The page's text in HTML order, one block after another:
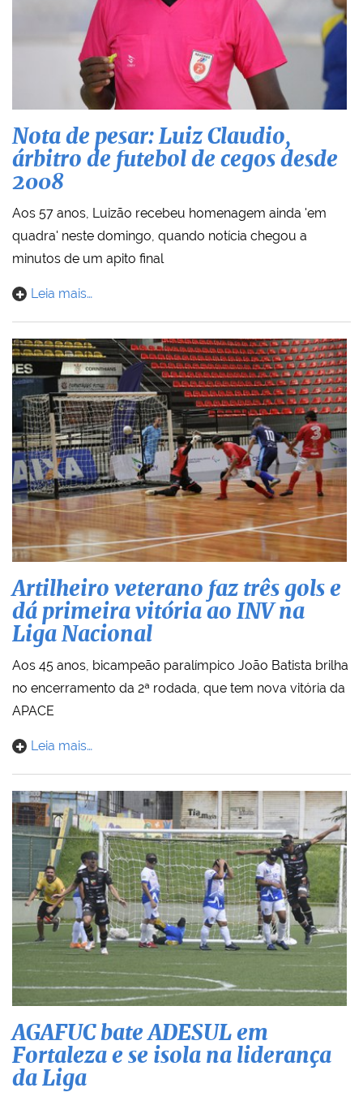
Nota de pesar: Luiz Claudio,
árbitro de futebol de cegos desde
2008
Aos 57 anos, Luizão recebeu homenagem ainda 'em
quadra' neste domingo, quando notícia chegou a
minutos de um apito final
Leia mais…
Artilheiro veterano faz três gols e
dá primeira vitória ao INV na
Liga Nacional
Aos 45 anos, bicampeão paralímpico João Batista brilha
no encerramento da 2ª rodada, que tem nova vitória da
APACE
Leia mais…
AGAFUC bate ADESUL em
Fortaleza e se isola na liderança
da Liga